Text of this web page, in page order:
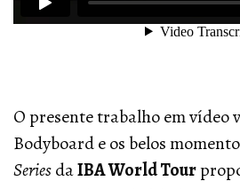
O presente trabalho em vídeo
Bodyboard e os belos
SeriesdaIBA World Tour